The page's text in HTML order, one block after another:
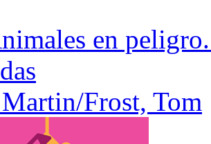
en
Frost, Tom